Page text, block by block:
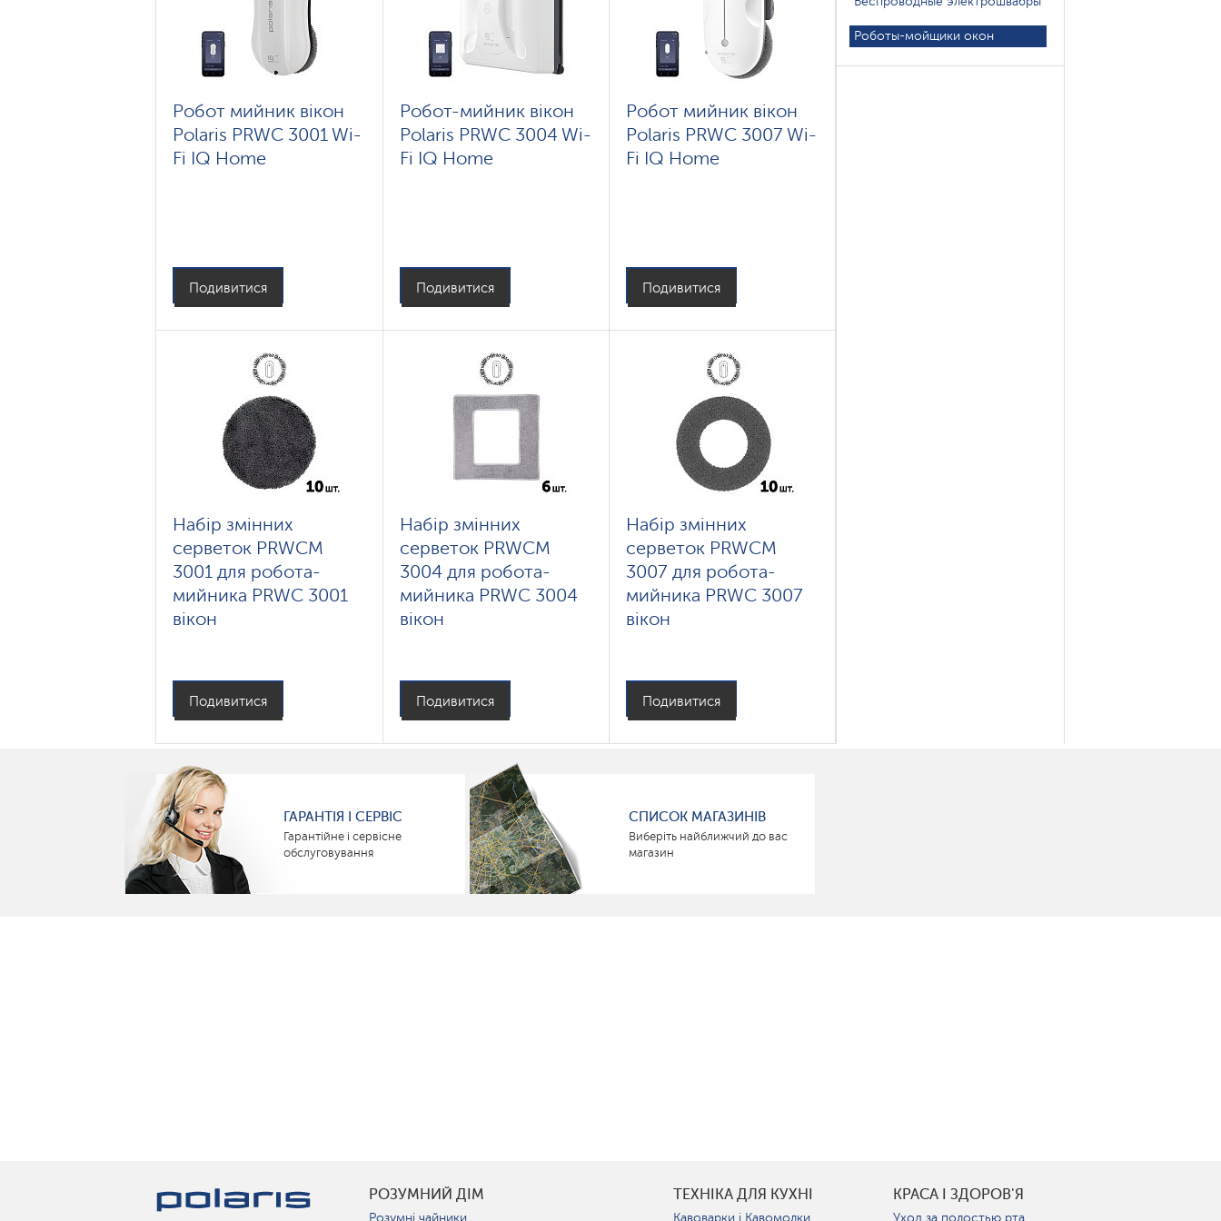
Робот мийник вікон
Polaris PRWC 3001 Wi-
Fi IQ Home
Подивитися
Робот-мийник вікон
Polaris PRWC 3004 Wi-
Fi IQ Home
Подивитися
Робот мийник вікон
Polaris PRWC 3007 Wi-
Fi IQ Home
Подивитися
Набір змінних
серветок PRWCM
3001 для робота-
мийника PRWC 3001
вікон
Подивитися
Набір змінних
серветок PRWCM
3004 для робота-
мийника PRWC 3004
вікон
Подивитися
Набір змінних
серветок PRWCM
3007 для робота-
мийника PRWC 3007
вікон
Подивитися
Роботы-мойщики окон
ГАРАНТІЯ І СЕРВІС
Гарантійне і сервісне
обслуговування
СПИСОК МАГАЗИНІВ
Виберіть найближчий до вас
магазин
РОЗУМНИЙ ДІМ
Розумні чайники
ТЕХНІКА ДЛЯ КУХНІ
Кавоварки і Кавомолки
КРАСА І ЗДОРОВ'Я
Уход за полостью рта